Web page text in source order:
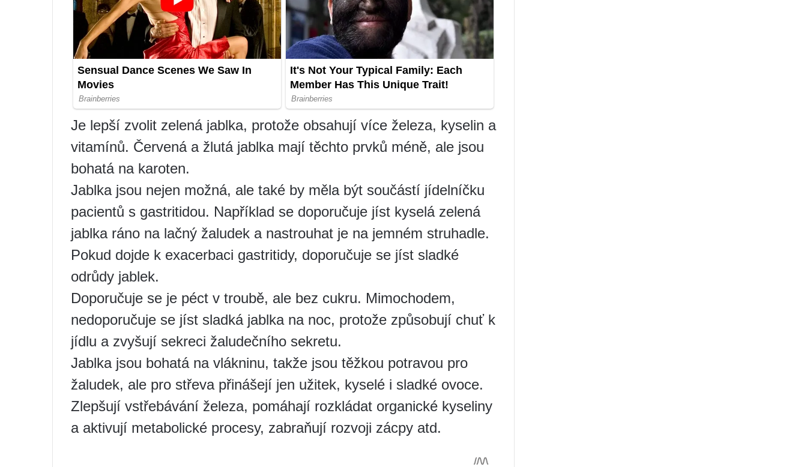
Je lepší zvolit zelená jablka, protože obsahují více železa, kyselin a
vitamínů. Červená a žlutá jablka mají těchto prvků méně, ale jsou
bohatá na karoten.
Jablka jsou nejen možná, ale také by měla být součástí jídelníčku
pacientů s gastritidou. Například se doporučuje jíst kyselá zelená
jablka ráno na lačný žaludek a nastrouhat je na jemném struhadle.
Pokud dojde k exacerbaci gastritidy, doporučuje se jíst sladké
odrůdy jablek.
Doporučuje se je péct v troubě, ale bez cukru. Mimochodem,
nedoporučuje se jíst sladká jablka na noc, protože způsobují chuť k
jídlu a zvyšují sekreci žaludečního sekretu.
Jablka jsou bohatá na vlákninu, takže jsou těžkou potravou pro
žaludek, ale pro střeva přinášejí jen užitek, kyselé i sladké ovoce.
Zlepšují vstřebávání železa, pomáhají rozkládat organické kyseliny
a aktivují metabolické procesy, zabraňují rozvoji zácpy atd.